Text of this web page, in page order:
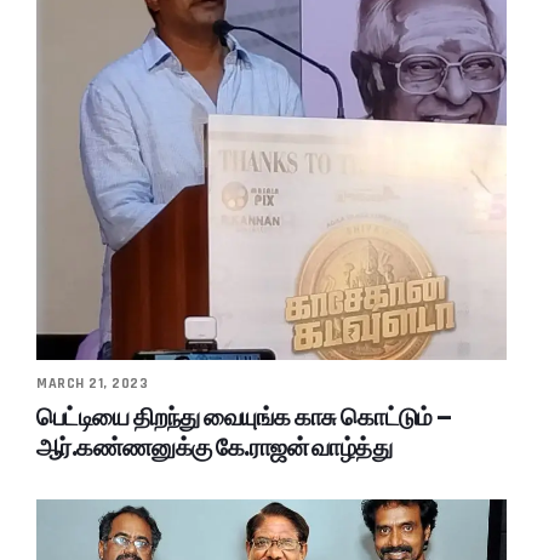
MARCH 21, 2023
பெட்டியை திறந்து வையுங்க காசு கொட்டும் –
ஆர்.கண்ணனுக்கு கே.ராஜன் வாழ்த்து